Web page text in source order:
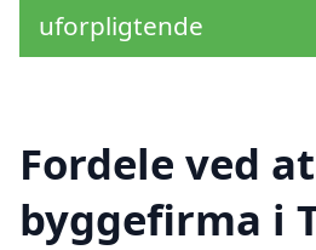
uforpligtende
Fordele ved
byggefirma i